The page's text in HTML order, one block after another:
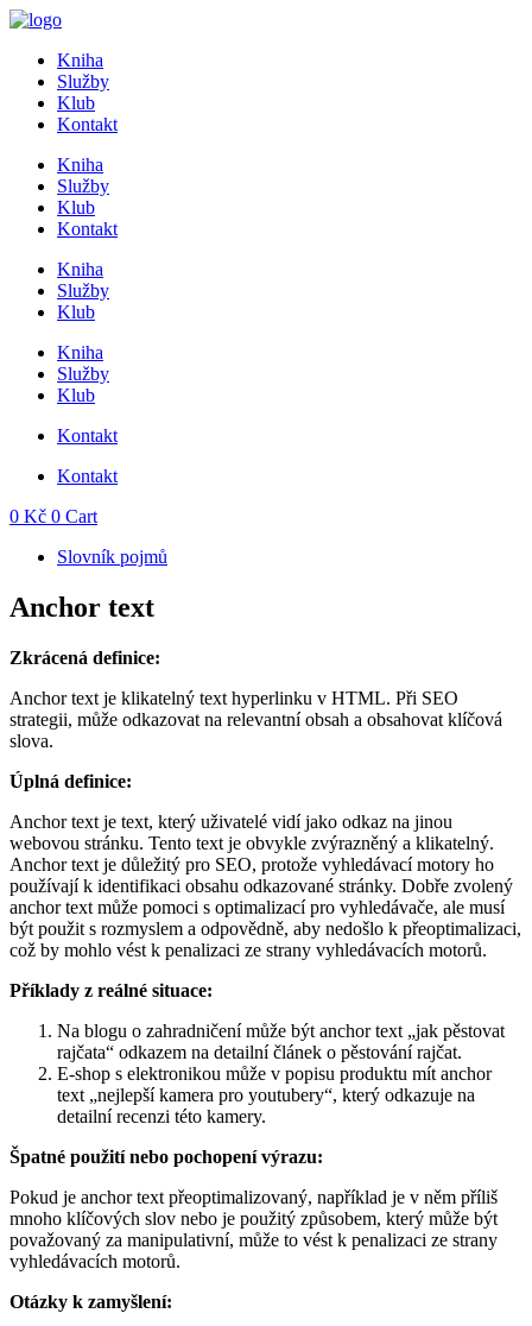
Přejít
obsahuKniha
Služby
Klub
Kontakt
Kniha
Služby
Klub
Kontakt
Kniha
Služby
Klub
Kniha
Služby
Klub
Kontakt
Kontakt
0 Kč 0 Cart
Slovník pojmů
Anchor text
Zkrácená definice:
Anchor text je klikatelný text hyperlinku v HTML. Při SEO
strategii, může odkazovat na relevantní obsah a obsahovat klíčová
slova.
Úplná definice:
Anchor text je text, který uživatelé vidí jako odkaz na jinou
webovou stránku. Tento text je obvykle zvýrazněný a klikatelný.
Anchor text je důležitý pro SEO, protože vyhledávací motory ho
používají k identifikaci obsahu odkazované stránky. Dobře zvolený
anchor text může pomoci s optimalizací pro vyhledávače, ale musí
být použit s rozmyslem a odpovědně, aby nedošlo k přeoptimalizaci,
což by mohlo vést k penalizaci ze strany vyhledávacích motorů.
Příklady z reálné situace:
Na blogu o zahradničení může být anchor text „jak pěstovat
rajčata“ odkazem na detailní článek o pěstování rajčat.
E-shop s elektronikou může v popisu produktu mít anchor
text „nejlepší kamera pro youtubery“, který odkazuje na
detailní recenzi této kamery.
Špatné použití nebo pochopení výrazu:
Pokud je anchor text přeoptimalizovaný, například je v něm příliš
mnoho klíčových slov nebo je použitý způsobem, který může být
považovaný za manipulativní, může to vést k penalizaci ze strany
vyhledávacích motorů.
Otázky k zamyšlení: